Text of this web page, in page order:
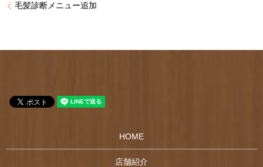
毛髪診断メニュー追加
HOME
店舗紹介